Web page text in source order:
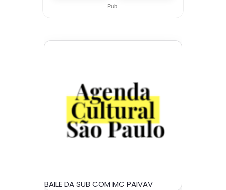
Pub.
BAILE DA SUB COM MC PAIVAV